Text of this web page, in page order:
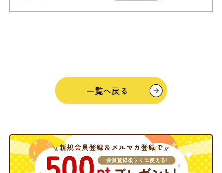
一覧へ戻る